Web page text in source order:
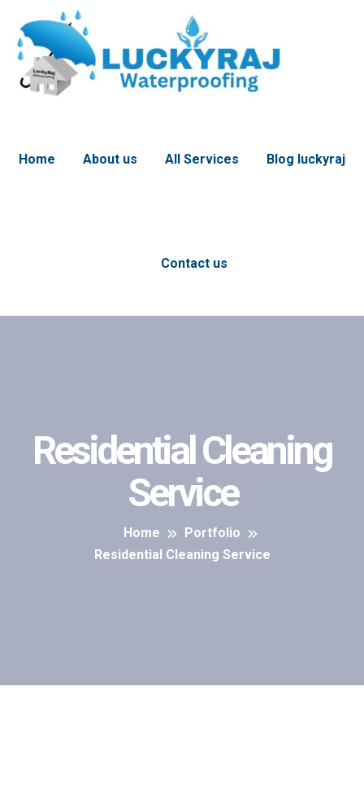
Home About us All Services Blog luckyraj
Contact us
Residential Cleaning
Service
Home
Portfolio
Residential Cleaning Service